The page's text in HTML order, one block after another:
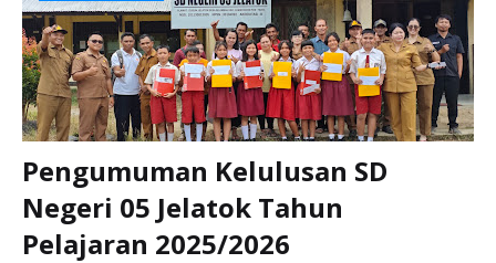
Pengumuman Kelulusan SD
Negeri 05 Jelatok Tahun
Pelajaran 2025/2026